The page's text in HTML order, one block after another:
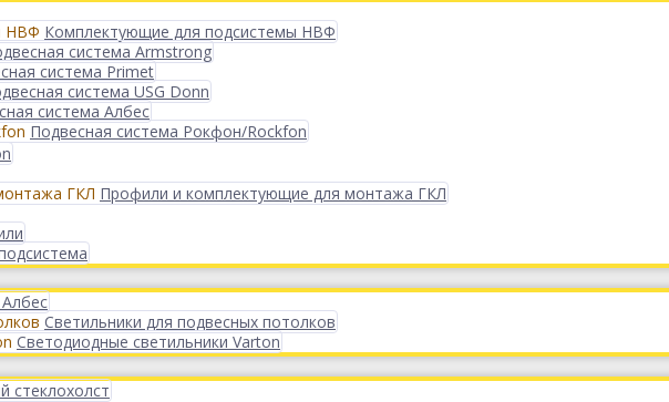
Комплектующие для подсистемы НВФ
система Armstrong
система Primet
система USG Donn
система Албес
Подвесная система Рокфон/Rockfon
Профили и комплектующие для монтажа ГКЛ
Светильники для подвесных потолков
Светодиодные светильники Varton
стеклохолст